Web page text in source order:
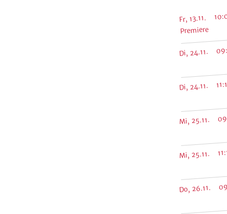
Fr, 13.11.
Premiere
Di, 24.11.
Di, 24.11.
Mi, 25.11.
Mi, 25.11.
Do, 26.11.